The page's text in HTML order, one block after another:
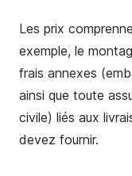
Les prix
exemple, le
frais annexes
ainsi que toute
civile) liés aux
devez fournir.